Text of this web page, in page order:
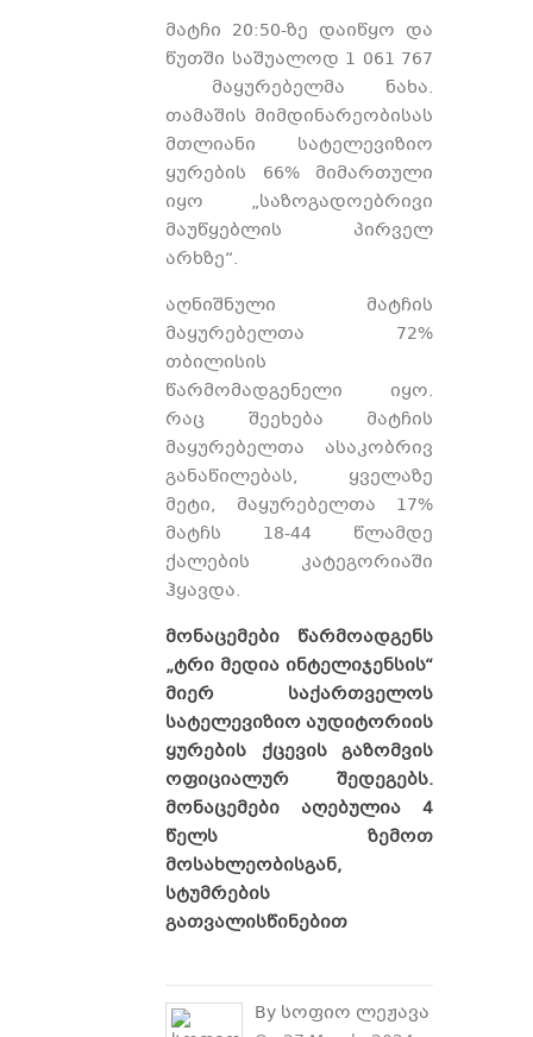
მატჩი 20:50-ზე დაიწყო და
წუთში საშუალოდ 1 061 767
მაყურებელმა ნახა.
თამაშის მიმდინარეობისას
მთლიანი სატელევიზიო
ყურების 66% მიმართული
იყო „საზოგადოებრივი
მაუწყებლის პირველ
არხზე“.
აღნიშნული მატჩის
მაყურებელთა 72%
თბილისის
წარმომადგენელი იყო.
რაც შეეხება მატჩის
მაყურებელთა ასაკობრივ
განაწილებას, ყველაზე
მეტი, მაყურებელთა 17%
მატჩს 18-44 წლამდე
ქალების კატეგორიაში
ჰყავდა.
მონაცემები წარმოადგენს
„ტრი მედია ინტელიჯენსის“
მიერ საქართველოს
სატელევიზიო აუდიტორიის
ყურების ქცევის გაზომვის
ოფიციალურ შედეგებს.
მონაცემები აღებულია 4
წელს ზემოთ
მოსახლეობისგან,
სტუმრების
გათვალისწინებით
By სოფიო ლეჟავა